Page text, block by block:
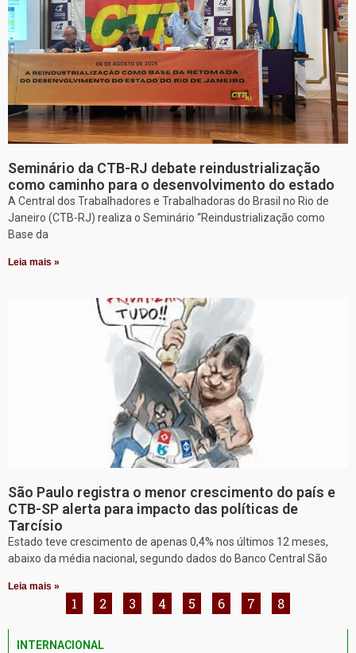
Seminário da CTB-RJ debate reindustrialização
como caminho para o desenvolvimento do estado
A Central dos Trabalhadores e Trabalhadoras do Brasil no Rio de
Janeiro (CTB-RJ) realiza o Seminário “Reindustrialização como
Base da
Leia mais »
São Paulo registra o menor crescimento do país e
CTB-SP alerta para impacto das políticas de
Tarcísio
Estado teve crescimento de apenas 0,4% nos últimos 12 meses,
abaixo da média nacional, segundo dados do Banco Central São
Leia mais »
1 2 3 4 5 6 7 8
INTERNACIONAL